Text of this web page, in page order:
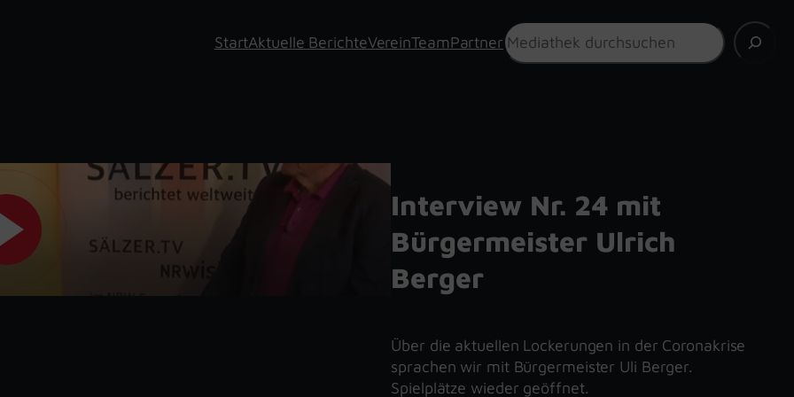
StartAktuelle BerichteVereinTeamPartner
Suchen
Interview Nr. 24 mit
Bürgermeister Ulrich
Berger
Über die aktuellen Lockerungen in der Coronakrise
sprachen wir mit Bürgermeister Uli Berger.
Spielplätze wieder geöffnet.